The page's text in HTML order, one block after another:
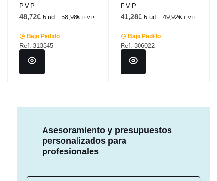
P.V.P.
48,72€ 6 ud 58,98€ P.V.P.
Bajo Pedido
Ref: 313345
P.V.P.
41,28€ 6 ud 49,92€ P.V.P.
Bajo Pedido
Ref: 306022
Asesoramiento y presupuestos
personalizados para
profesionales